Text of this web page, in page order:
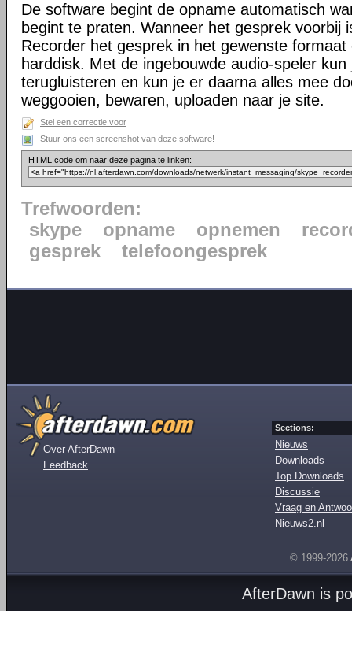
De software begint de opname automatisch
begint te praten. Wanneer het gesprek voorbij
Recorder het gesprek in het gewenste
harddisk. Met de ingebouwde audio-speler
terugluisteren en kun je er daarna alles mee
weggooien, bewaren, uploaden naar je site.
Stel een correctie voor
Stuur ons een screenshot van deze software!
HTML code om naar deze pagina te linken:
Trefwoorden:
skype
opname opnemen
gesprek
telefoongesprek
Over AfterDawn
Feedback
Sections:
Nieuws
Downloads
Top Downloads
Discussie
Vraag en
Nieuws2.nl
© 1999-2026
AfterDawn is